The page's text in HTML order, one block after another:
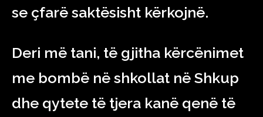
se çfarë saktësisht kërkojnë.
Deri më tani, të gjitha kërcënimet
me bombë në shkollat ​​në Shkup
dhe qytete të tjera kanë qenë të